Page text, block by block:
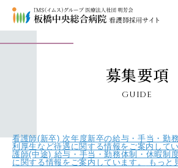
看護部について
先輩たちの声
募集要項
guide
看護師(新卒) 次年度新卒の給与・手当・勤
利厚生など待遇に関する情報をご案内してい
護師(中途) 給与・手当・勤務体制・休暇制
に関する情報をご案内しています。
もっと